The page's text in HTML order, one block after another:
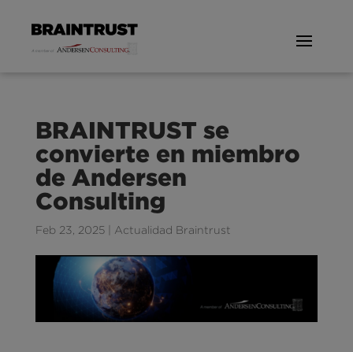
BRAINTRUST se
convierte en miembro
de Andersen
Consulting
Feb 23, 2025| Actualidad Braintrust